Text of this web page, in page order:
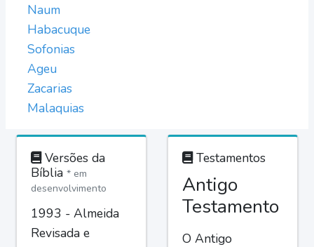
Naum
Habacuque
Sofonias
Ageu
Zacarias
Malaquias
Versões da
Bíblia * em
desenvolvimento
1993 - Almeida
Revisada e
Testamentos
Antigo
Testamento
O Antigo